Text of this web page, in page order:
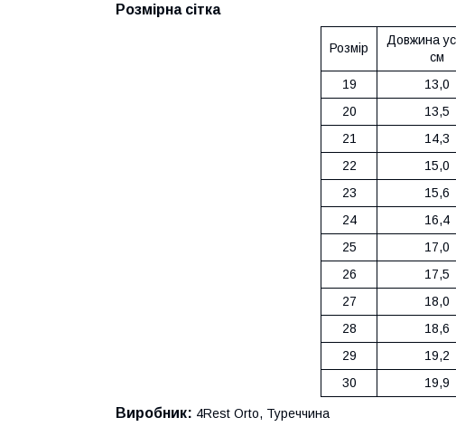
Розмірна сітка
Розмір
Довжина
см
19
13,0
20
13,5
21
14,3
22
15,0
23
15,6
24
16,4
25
17,0
26
17,5
27
18,0
28
18,6
29
19,2
30
19,9
Виробник: 4Rest Orto, Туреччина